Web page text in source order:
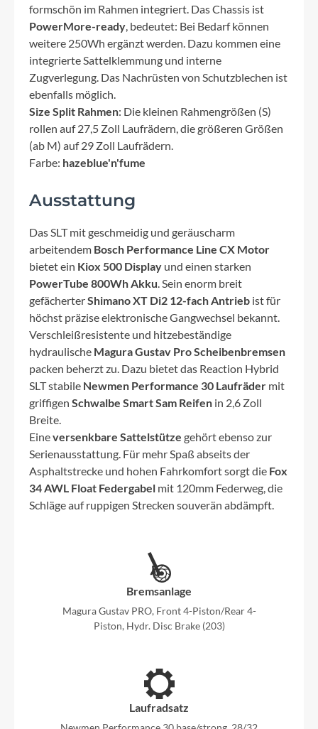
formschön im Rahmen integriert. Das Chassis ist
PowerMore-ready, bedeutet: Bei Bedarf können
weitere 250Wh ergänzt werden. Dazu kommen eine
integrierte Sattelklemmung und interne
Zugverlegung. Das Nachrüsten von Schutzblechen ist
ebenfalls möglich.
Size Split Rahmen: Die kleinen Rahmengrößen (S)
rollen auf 27,5 Zoll Laufrädern, die größeren Größen
(ab M) auf 29 Zoll Laufrädern.
Farbe: hazeblue'n'fume
Ausstattung
Das SLT mit geschmeidig und geräuscharm
arbeitendem Bosch Performance Line CX Motor
bietet ein Kiox 500 Display und einen starken
PowerTube 800Wh Akku. Sein enorm breit
gefächerterShimano XT Di2 12-fach Antrieb ist für
höchst präzise elektronische Gangwechsel bekannt.
Verschleißresistente und hitzebeständige
hydraulische Magura Gustav Pro Scheibenbremsen
packen beherzt zu. Dazu bietet das Reaction Hybrid
SLT stabile Newmen Performance 30 Laufräder mit
griffigen Schwalbe Smart Sam Reifen in 2,6 Zoll
Breite.
Eineversenkbare Sattelstütze gehört ebenso zur
Serienausstattung. Für mehr Spaß abseits der
Asphaltstrecke und hohen Fahrkomfort sorgt die Fox
34 AWL Float Federgabel mit 120mm Federweg, die
Schläge auf ruppigen Strecken souverän abdämpft.
Bremsanlage
Magura Gustav PRO, Front 4-Piston/Rear 4-
Piston, Hydr. Disc Brake (203)
Laufradsatz